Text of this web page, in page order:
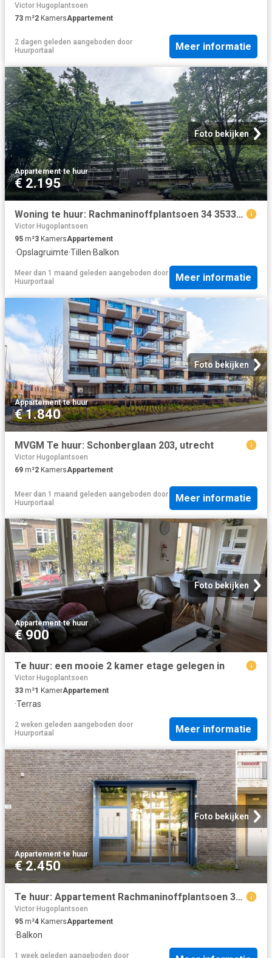
Victor Hugoplantsoen
73 m²2 KamersAppartement
2 dagen geleden aangeboden door
Huurportaal
Meer informatie
Foto bekijken
Appartement·te huur
€ 2.195
Woning te huur: Rachmaninoffplantsoen 34 3533JX Utrecht
Victor Hugoplantsoen
95 m²3 KamersAppartement
·Opslagruimte·Tillen·Balkon
Meer dan 1 maand geleden aangeboden door
Huurportaal
Meer informatie
Foto bekijken
Appartement·te huur
€ 1.840
MVGM Te huur: Schonberglaan 203, utrecht
Victor Hugoplantsoen
69 m²2 KamersAppartement
Meer dan 1 maand geleden aangeboden door
Huurportaal
Meer informatie
Foto bekijken
Appartement·te huur
€ 900
Te huur: een mooie 2 kamer etage gelegen in
Victor Hugoplantsoen
33 m²1 KamerAppartement
·Terras
2 weken geleden aangeboden door
Huurportaal
Meer informatie
Foto bekijken
Appartement·te huur
€ 2.450
Te huur: Appartement Rachmaninoffplantsoen 30 in Utrecht
Victor Hugoplantsoen
95 m²4 KamersAppartement
·Balkon
1 week geleden aangeboden door